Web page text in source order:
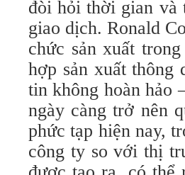
đòi hỏi thời gian và
giao dịch. Ronald
chức sản xuất
hợp sản xuất
tin không hoàn hảo
ngày càng trở nên
phức tạp hiện nay,
công ty so với thị